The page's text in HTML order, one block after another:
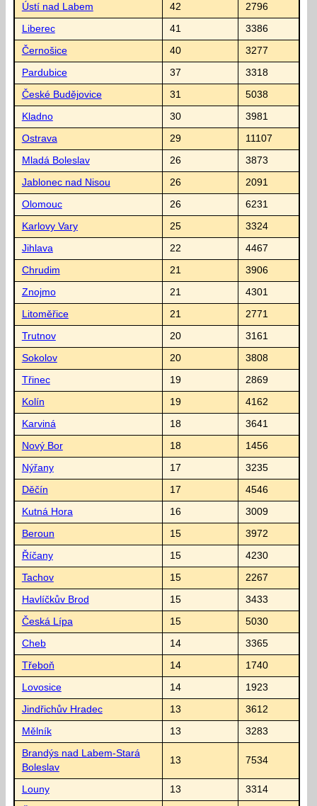
Ústí nad Labem 42 2796
Liberec 41 3386
Černošice 40 3277
Pardubice 37 3318
České Budějovice 31 5038
Kladno 30 3981
Ostrava 29 11107
Mladá Boleslav 26 3873
Jablonec nad Nisou 26 2091
Olomouc 26 6231
Karlovy Vary 25 3324
Jihlava 22 4467
Chrudim 21 3906
Znojmo 21 4301
Litoměřice 21 2771
Trutnov 20 3161
Sokolov 20 3808
Třinec 19 2869
Kolín 19 4162
Karviná 18 3641
Nový Bor 18 1456
Nýřany 17 3235
Děčín 17 4546
Kutná Hora 16 3009
Beroun 15 3972
Říčany 15 4230
Tachov 15 2267
Havlíčkův Brod 15 3433
Česká Lípa 15 5030
Cheb 14 3365
Třeboň 14 1740
Lovosice 14 1923
Jindřichův Hradec 13 3612
Mělník 13 3283
Brandýs nad Labem-Stará
Boleslav
13 7534
Louny 13 3314